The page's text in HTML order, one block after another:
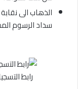
الذهاب الى نقابة
سداد الرسوم
رابط